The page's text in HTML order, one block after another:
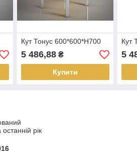
Кут Тонус 600*600*Н700
5 486,88₴
Купити
Кут
5
рік